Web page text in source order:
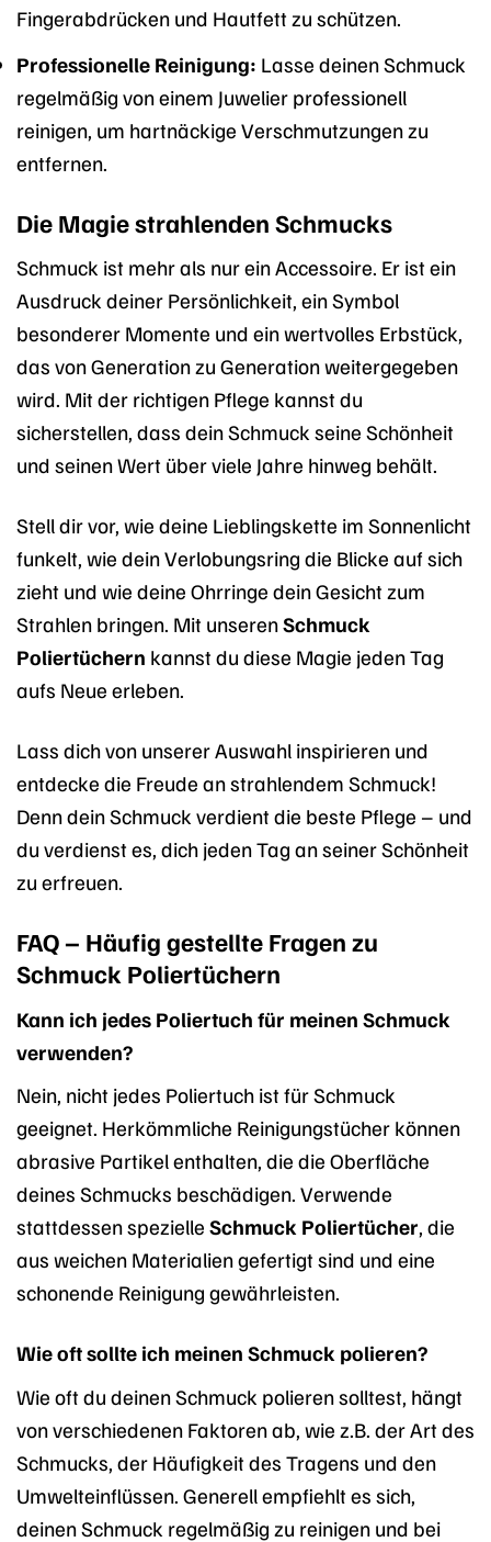
Fingerabdrücken und Hautfett zu schützen.
Professionelle Reinigung: Lasse deinen Schmuck
regelmäßig von einem Juwelier professionell
reinigen, um hartnäckige Verschmutzungen zu
entfernen.
Die Magie strahlenden Schmucks
Schmuck ist mehr als nur ein Accessoire. Er ist ein
Ausdruck deiner Persönlichkeit, ein Symbol
besonderer Momente und ein wertvolles Erbstück,
das von Generation zu Generation weitergegeben
wird. Mit der richtigen Pflege kannst du
sicherstellen, dass dein Schmuck seine Schönheit
und seinen Wert über viele Jahre hinweg behält.
Stell dir vor, wie deine Lieblingskette im Sonnenlicht
funkelt, wie dein Verlobungsring die Blicke auf sich
zieht und wie deine Ohrringe dein Gesicht zum
Strahlen bringen. Mit unserenSchmuck
Poliertüchern kannst du diese Magie jeden Tag
aufs Neue erleben.
Lass dich von unserer Auswahl inspirieren und
entdecke die Freude an strahlendem Schmuck!
Denn dein Schmuck verdient die beste Pflege – und
du verdienst es, dich jeden Tag an seiner Schönheit
zu erfreuen.
FAQ – Häufig gestellte Fragen zu
Schmuck Poliertüchern
Kann ich jedes Poliertuch für meinen Schmuck
verwenden?
Nein, nicht jedes Poliertuch ist für Schmuck
geeignet. Herkömmliche Reinigungstücher können
abrasive Partikel enthalten, die die Oberfläche
deines Schmucks beschädigen. Verwende
stattdessen spezielle Schmuck Poliertücher, die
aus weichen Materialien gefertigt sind und eine
schonende Reinigung gewährleisten.
Wie oft sollte ich meinen Schmuck polieren?
Wie oft du deinen Schmuck polieren solltest, hängt
von verschiedenen Faktoren ab, wie z.B. der Art des
Schmucks, der Häufigkeit des Tragens und den
Umwelteinflüssen. Generell empfiehlt es sich,
deinen Schmuck regelmäßig zu reinigen und bei